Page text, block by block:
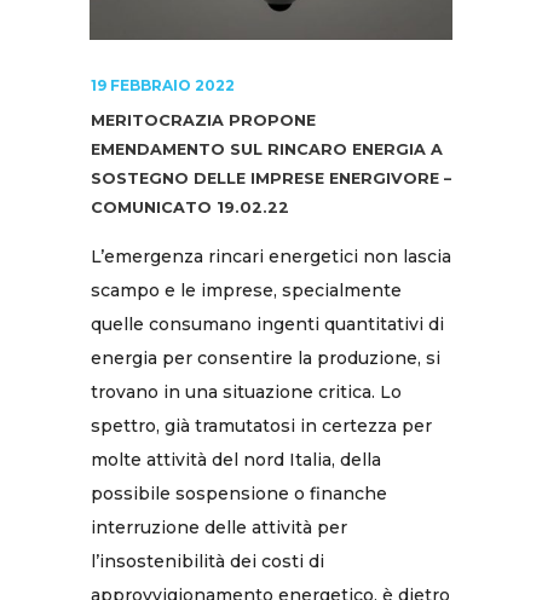
19 FEBBRAIO 2022
MERITOCRAZIA PROPONE
EMENDAMENTO SUL RINCARO ENERGIA A
SOSTEGNO DELLE IMPRESE ENERGIVORE –
COMUNICATO 19.02.22
L’emergenza rincari energetici non lascia
scampo e le imprese, specialmente
quelle consumano ingenti quantitativi di
energia per consentire la produzione, si
trovano in una situazione critica. Lo
spettro, già tramutatosi in certezza per
molte attività del nord Italia, della
possibile sospensione o finanche
interruzione delle attività per
l’insostenibilità dei costi di
approvvigionamento energetico, è dietro